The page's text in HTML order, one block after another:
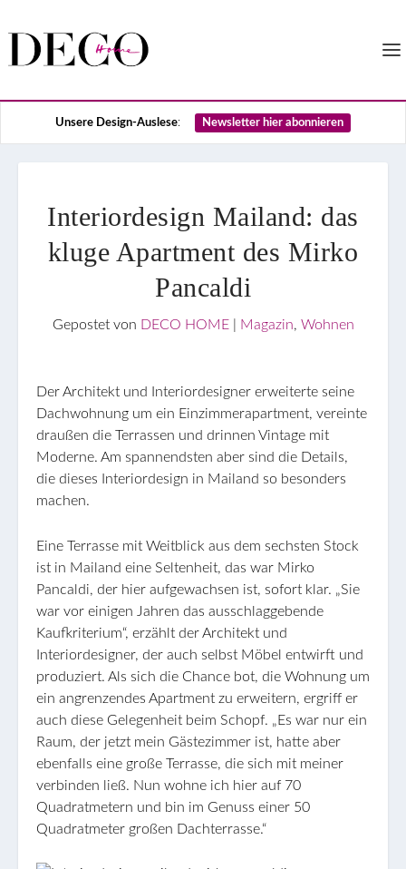
Unsere Design-Auslese: Newsletter hier abonnieren
Interiordesign Mailand: das
kluge Apartment des Mirko
Pancaldi
Gepostet von DECO HOME| Magazin, Wohnen
Der Architekt und Interiordesigner erweiterte seine
Dachwohnung um ein Einzimmerapartment, vereinte
draußen die Terrassen und drinnen Vintage mit
Moderne. Am spannendsten aber sind die Details,
die dieses Interiordesign in Mailand so besonders
machen.
Eine Terrasse mit Weitblick aus dem sechsten Stock
ist in Mailand eine Seltenheit, das war Mirko
Pancaldi, der hier aufgewachsen ist, sofort klar. „Sie
war vor einigen Jahren das ausschlaggebende
Kaufkriterium“, erzählt der Architekt und
Interiordesigner, der auch selbst Möbel entwirft und
produziert. Als sich die Chance bot, die Wohnung um
ein angrenzendes Apartment zu erweitern, ergriff er
auch diese Gelegenheit beim Schopf. „Es war nur ein
Raum, der jetzt mein Gästezimmer ist, hatte aber
ebenfalls eine große Terrasse, die sich mit meiner
verbinden ließ. Nun wohne ich hier auf 70
Quadratmetern und bin im Genuss einer 50
Quadratmeter großen Dachterrasse.“